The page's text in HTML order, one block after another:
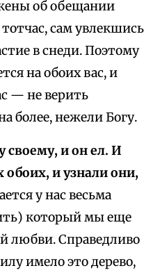
об обещании
сам увлекшись
в снеди. Поэтому
на обоих вас, и
— не верить
более, нежели Богу.
и он ел. И
обоих, и узнали они,
у нас весьма
который мы еще
любви. Справедливо
имело это дерево,